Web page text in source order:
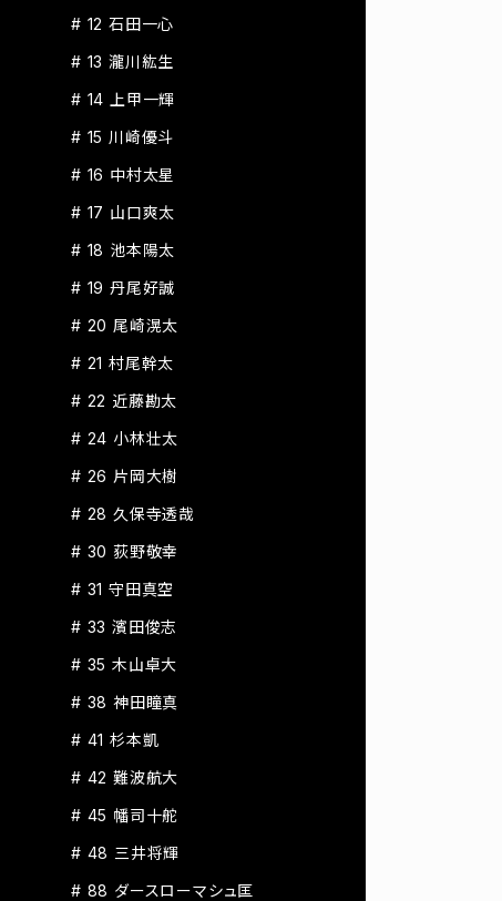
# 12 石田一心
# 13 瀧川紘生
# 14 上甲一輝
# 15 川崎優斗
# 16 中村太星
# 17 山口爽太
# 18 池本陽太
# 19 丹尾好誠
# 20 尾崎滉太
# 21 村尾幹太
# 22 近藤勘太
# 24 小林壮太
# 26 片岡大樹
# 28 久保寺透哉
# 30 荻野敬幸
# 31 守田真空
# 33 濱田俊志
# 35 木山卓大
# 38 神田瞳真
# 41 杉本凱
# 42 難波航大
# 45 幡司十舵
# 48 三井将輝
# 88 ダースローマシュ匡